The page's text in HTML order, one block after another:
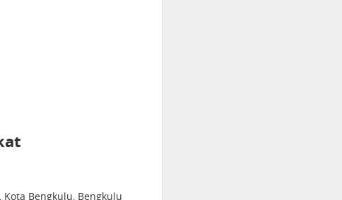
Kota Bengkulu, Bengkulu